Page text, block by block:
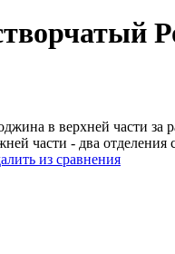
в верхней части за
части - два отделения
из сравнения